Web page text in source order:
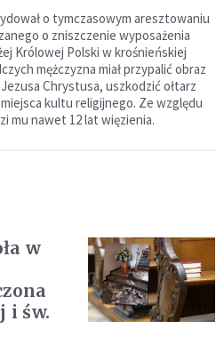
o tymczasowym aresztowaniu
o zniszczenie wyposażenia
Królowej Polski w krośnieńskiej
mężczyzna miał przypalić obraz
Chrystusa, uszkodzić ołtarz
kultu religijnego. Ze względu
mu nawet 12 lat więzienia.
w
i św.